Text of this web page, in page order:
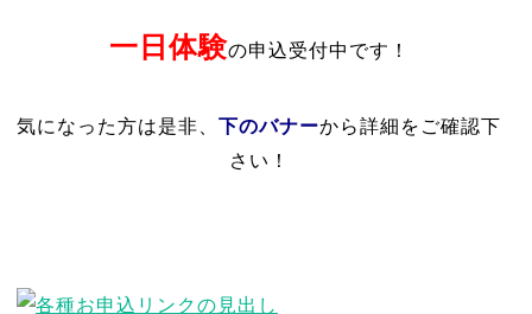
一日体験の申込受付中です！
気になった方は是非、下のバナーから詳細をご確認下
さい！